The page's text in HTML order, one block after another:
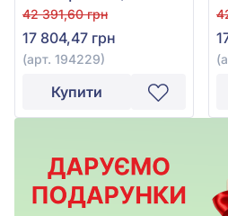
куб.цирконієм, арт.
194229
42 391,60 грн
17 804,47 грн
(арт. 194229)
Купити